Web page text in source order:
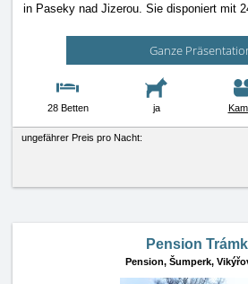
in Paseky nad Jizerou. Sie disponiert mit
Ganze
28 Betten ja
ungefährer Preis pro Nacht:
Pension
Pension, Šumperk,